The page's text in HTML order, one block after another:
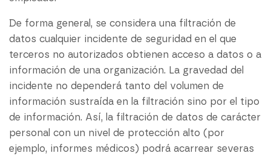
De forma general, se considera una filtración de
datos cualquier incidente de seguridad en el que
terceros no autorizados obtienen acceso a datos o a
información de una organización. La gravedad del
incidente no dependerá tanto del volumen de
información sustraída en la filtración sino por el tipo
de información. Así, la filtración de datos de carácter
personal con un nivel de protección alto (por
ejemplo, informes médicos) podrá acarrear severas